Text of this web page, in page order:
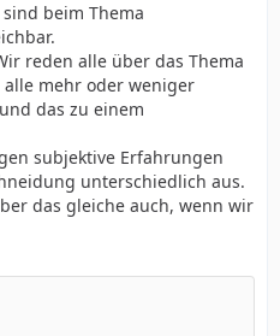
beim Thema
reden alle über das Thema
mehr oder weniger
das zu einem
subjektive Erfahrungen
unterschiedlich aus.
das gleiche auch, wenn wir